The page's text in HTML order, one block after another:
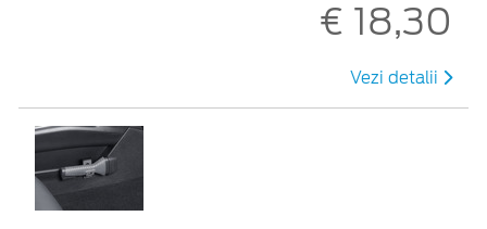
€ 18,30
Vezi detalii